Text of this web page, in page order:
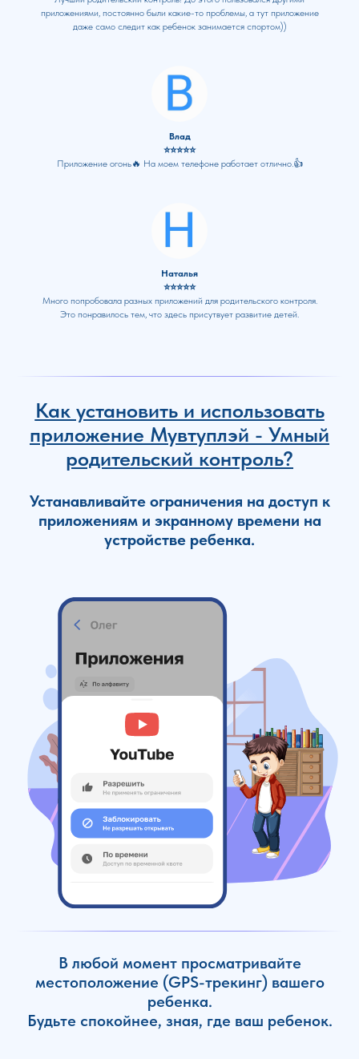
приложениями, постоянно были какие-то проблемы, а тут приложение
даже само следит как ребенок занимается спортом))
Влад
⭐⭐⭐⭐⭐
Приложение огонь🔥 На моем телефоне работает отлично.👍
Наталья
⭐⭐⭐⭐⭐
Много попробовала разных приложений для родительского контроля.
Это понравилось тем, что здесь присутвует развитие детей.
Как установить и использовать
приложение Мувтуплэй - Умный
родительский контроль?
Устанавливайте ограничения на доступ к
приложениям и экранному времени на
устройстве ребенка.
В любой момент просматривайте
местоположение (GPS-трекинг) вашего
ребенка.
Будьте спокойнее, зная, где ваш ребенок.